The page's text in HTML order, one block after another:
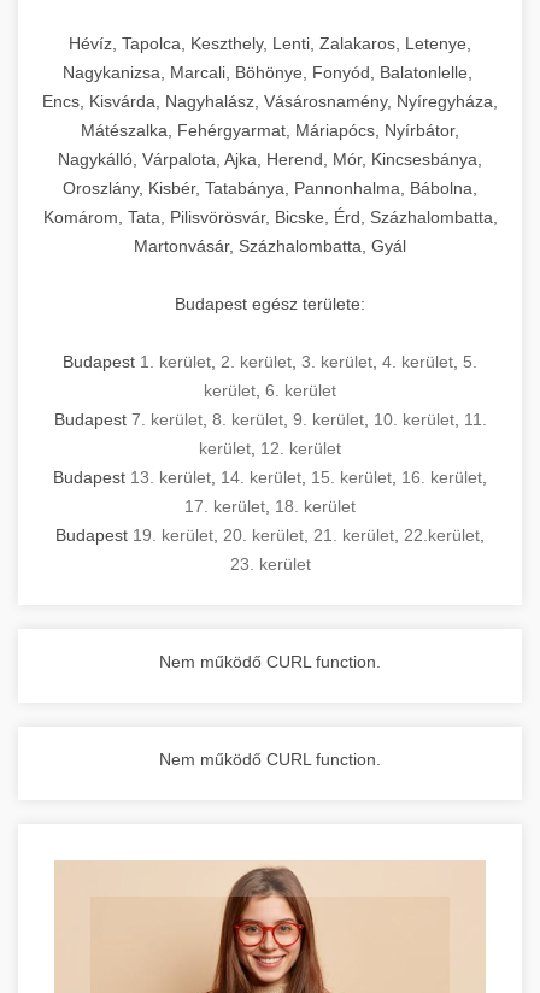
Hévíz, Tapolca, Keszthely, Lenti, Zalakaros, Letenye,
Nagykanizsa, Marcali, Böhönye, Fonyód, Balatonlelle,
Encs, Kisvárda, Nagyhalász, Vásárosnamény, Nyíregyháza,
Mátészalka, Fehérgyarmat, Máriapócs, Nyírbátor,
Nagykálló, Várpalota, Ajka, Herend, Mór, Kincsesbánya,
Oroszlány, Kisbér, Tatabánya, Pannonhalma, Bábolna,
Komárom, Tata, Pilisvörösvár, Bicske, Érd, Százhalombatta,
Martonvásár, Százhalombatta, Gyál
Budapest egész területe:
Budapest 1. kerület 2. kerület 3. kerület 4. kerület 5.
kerület 6. kerület
Budapest 7. kerület, 8. kerület, 9. kerület, 10. kerület, 11.
kerület 12. kerület
Budapest 13. kerület 14. kerület 15. kerület 16. kerület
17. kerület 18. kerület
Budapest 19. kerület 20. kerület 21. kerület 22.kerület
23. kerület
Nem működő CURL function.
Nem működő CURL function.